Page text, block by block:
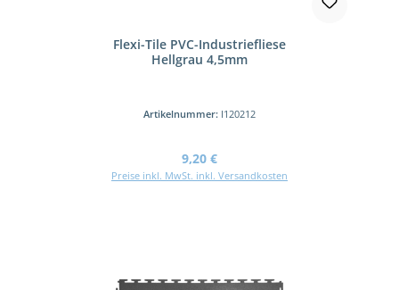
Flexi-Tile PVC-Industriefliese
Hellgrau 4,5mm
Artikelnummer: I120212
Regulärer Preis:
9,20 €
Preise inkl. MwSt. inkl. Versandkosten